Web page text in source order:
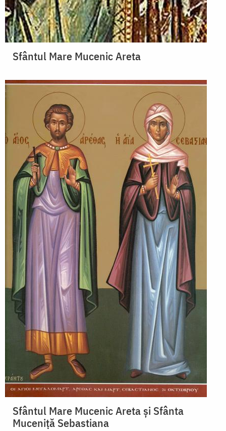
Sfântul Mare Mucenic Areta
Sfântul Mare Mucenic Areta și Sfânta
Muceniță Sebastiana